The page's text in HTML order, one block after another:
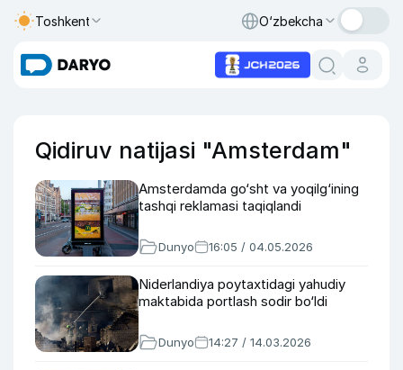
Toshkent O‘zbekcha
Qidiruv natijasi "Amsterdam"
Amsterdamda go‘sht va yoqilg‘ining
tashqi reklamasi taqiqlandi
Dunyo 16:05 / 04.05.2026
Niderlandiya poytaxtidagi yahudiy
maktabida portlash sodir bo‘ldi
Dunyo 14:27 / 14.03.2026